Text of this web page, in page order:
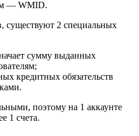
— WMID.
существуют 2 специальных
сумму выданных
кредитных обязательств
поэтому на 1 аккаунте
1 счета.